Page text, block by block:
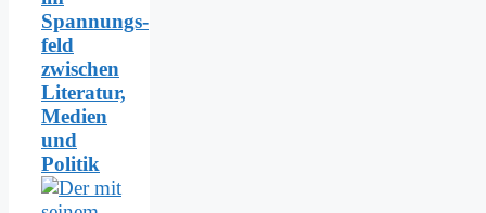
Spannungs­
feld
zwischen
Literatur,
Medien
und
Politik